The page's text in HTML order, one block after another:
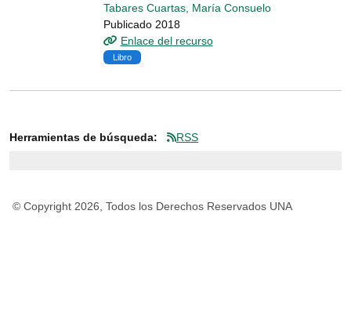
Tabares Cuartas, María Consuelo
Publicado 2018
Enlace del recurso
Libro
Herramientas de búsqueda: RSS
© Copyright 2026, Todos los Derechos Reservados UNA